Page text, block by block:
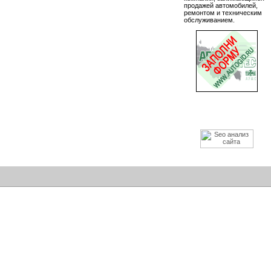
продажей автомобилей,
ремонтом и техническим
обслуживанием.